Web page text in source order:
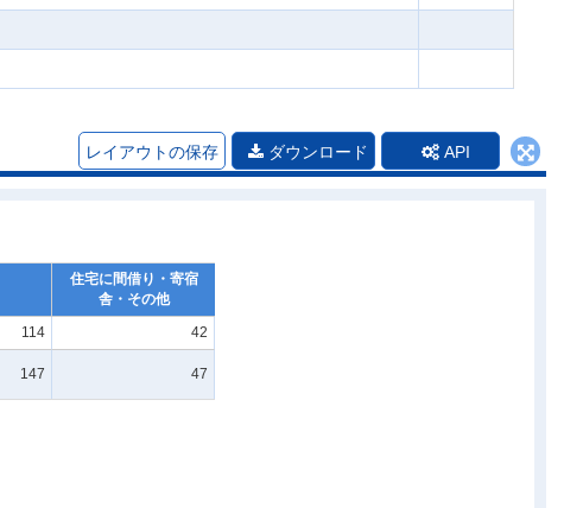
レイアウトの保存 ダウンロード API
住宅に間借り・寄宿
舎・その他
114
42
147 47